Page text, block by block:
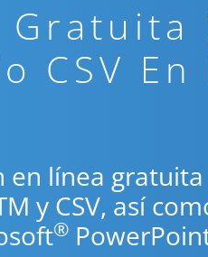
CSV
línea gratuita
y CSV, así
®